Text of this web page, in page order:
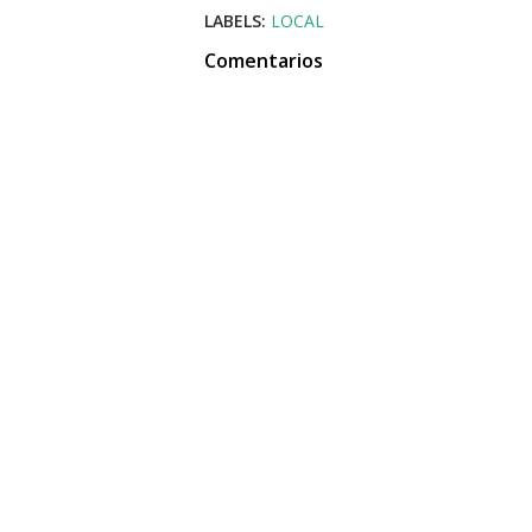
LABELS: LOCAL
Comentarios